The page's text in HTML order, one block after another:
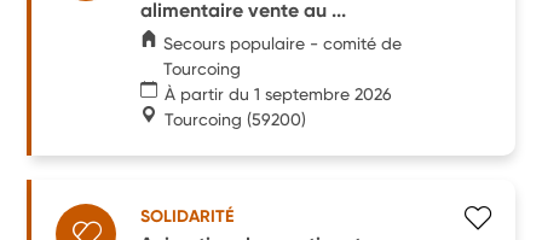
alimentaire vente au ...
Secours populaire - comité de
Tourcoing
À partir du 1 septembre 2026
Tourcoing (59200)
SOLIDARITÉ